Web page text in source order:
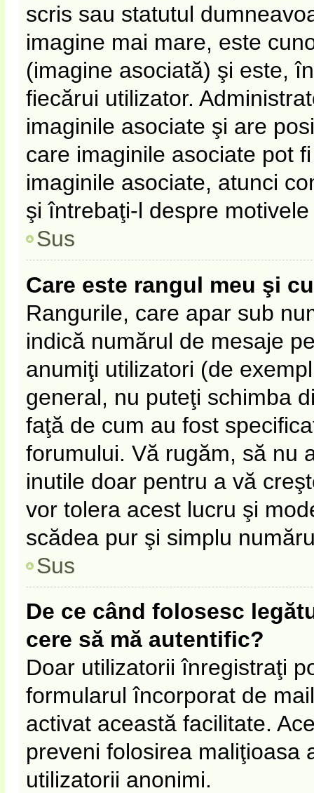
scris sau statutul
imagine mai mare, este
(imagine asociată) şi este,
fiecărui utilizator.
imaginile asociate şi are
care imaginile asociate pot
imaginile asociate, atunci
şi întrebaţi-l despre
Sus
Care este rangul meu şi
Rangurile, care apar sub
indică numărul de mesaje
anumiţi utilizatori (de
general, nu puteţi schimba
faţă de cum au fost
forumului. Vă rugăm, să nu
inutile doar pentru a vă
vor tolera acest lucru şi
scădea pur şi simplu
Sus
De ce când folosesc
cere să mă autentific?
Doar utilizatorii înregistraţi
formularul încorporat de
activat această facilitate.
preveni folosirea maliţioasa
utilizatorii anonimi.